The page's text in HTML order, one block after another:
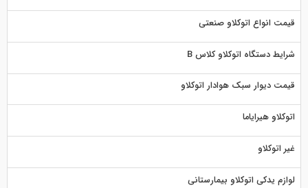
قیمت انواع اتوکلاو صنعتی
شرایط دستگاه اتوکلاو کلاس B
قیمت دیوار سبک هوادار اتوکلاو
اتوکلاو هیرایاما
غیر اتوکلاو
لوازم یدکی اتوکلاو بیمارستانی